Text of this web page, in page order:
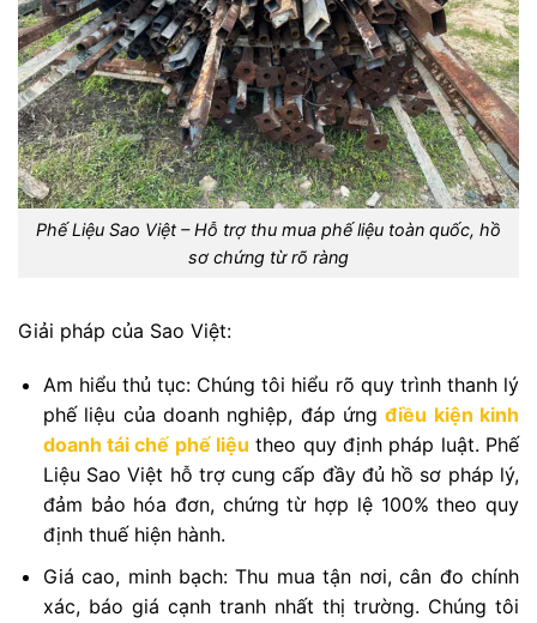
Phế Liệu Sao Việt – Hỗ trợ thu mua phế liệu toàn quốc, hồ
sơ chứng từ rõ ràng
Giải pháp của Sao Việt:
Am hiểu thủ tục: Chúng tôi hiểu rõ quy trình thanh lý
phế liệu của doanh nghiệp, đáp ứngđiều kiện kinh
doanh tái chế phế liệu theo quy định pháp luật. Phế
Liệu Sao Việt hỗ trợ cung cấp đầy đủ hồ sơ pháp lý,
đảm bảo hóa đơn, chứng từ hợp lệ 100% theo quy
định thuế hiện hành.
Giá cao, minh bạch: Thu mua tận nơi, cân đo chính
xác, báo giá cạnh tranh nhất thị trường. Chúng tôi